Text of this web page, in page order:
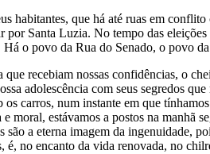
habitantes, que há até ruas em
por Santa Luzia. No tempo das
o povo da Rua do Senado, o povo
recebiam nossas confidências, o
adolescência com seus segredos
carros, num instante em que
moral, estávamos a postos na
a eterna imagem da ingenuidade,
é, no encanto da vida renovada, no